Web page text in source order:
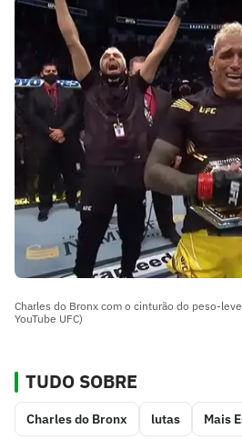
Charles do Bronx com o cinturão do peso-
YouTube UFC)
TUDO SOBRE
Charles do Bronx lutas Mais